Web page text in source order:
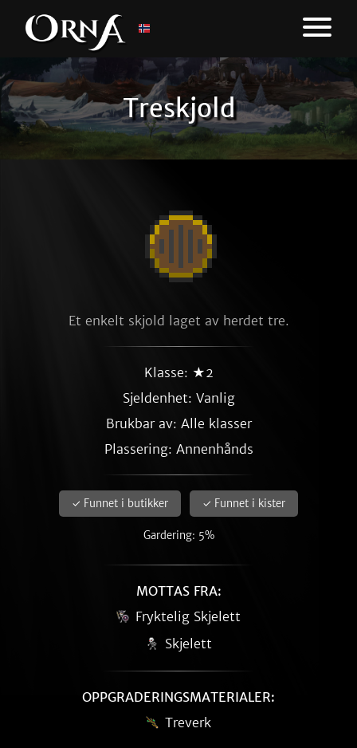
Treskjold
Et enkelt skjold laget av herdet tre.
Klasse: ★2
Sjeldenhet: Vanlig
Brukbar av: Alle klasser
Plassering: Annenhånds
✓ Funnet i butikker ✓ Funnet i kister
Gardering: 5%
MOTTAS FRA:
Fryktelig Skjelett
Skjelett
OPPGRADERINGSMATERIALER:
Treverk